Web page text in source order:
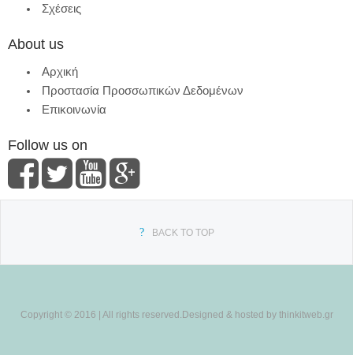
Σχέσεις
About us
Αρχική
Προστασία Προσσωπικών Δεδομένων
Επικοινωνία
Follow us on
BACK TO TOP
Copyright © 2016 | All rights reserved.Designed & hosted by thinkitweb.gr